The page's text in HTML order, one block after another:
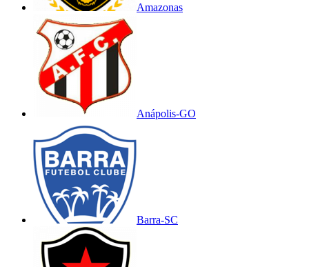
Amazonas
Anápolis-GO
Barra-SC